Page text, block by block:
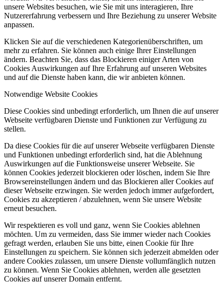
unsere Websites besuchen, wie Sie mit uns interagieren, Ihre
Nutzererfahrung verbessern und Ihre Beziehung zu unserer Website
anpassen.
Klicken Sie auf die verschiedenen Kategorienüberschriften, um
mehr zu erfahren. Sie können auch einige Ihrer Einstellungen
ändern. Beachten Sie, dass das Blockieren einiger Arten von
Cookies Auswirkungen auf Ihre Erfahrung auf unseren Websites
und auf die Dienste haben kann, die wir anbieten können.
Notwendige Website Cookies
Diese Cookies sind unbedingt erforderlich, um Ihnen die auf unserer
Webseite verfügbaren Dienste und Funktionen zur Verfügung zu
stellen.
Da diese Cookies für die auf unserer Webseite verfügbaren Dienste
und Funktionen unbedingt erforderlich sind, hat die Ablehnung
Auswirkungen auf die Funktionsweise unserer Webseite. Sie
können Cookies jederzeit blockieren oder löschen, indem Sie Ihre
Browsereinstellungen ändern und das Blockieren aller Cookies auf
dieser Webseite erzwingen. Sie werden jedoch immer aufgefordert,
Cookies zu akzeptieren / abzulehnen, wenn Sie unsere Website
erneut besuchen.
Wir respektieren es voll und ganz, wenn Sie Cookies ablehnen
möchten. Um zu vermeiden, dass Sie immer wieder nach Cookies
gefragt werden, erlauben Sie uns bitte, einen Cookie für Ihre
Einstellungen zu speichern. Sie können sich jederzeit abmelden oder
andere Cookies zulassen, um unsere Dienste vollumfänglich nutzen
zu können. Wenn Sie Cookies ablehnen, werden alle gesetzten
Cookies auf unserer Domain entfernt.